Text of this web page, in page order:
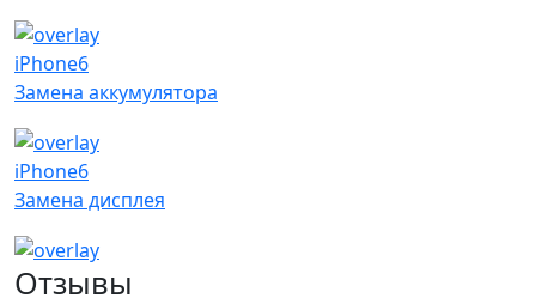
iPhone6
Замена аккумулятора
iPhone6
Замена дисплея
Отзывы